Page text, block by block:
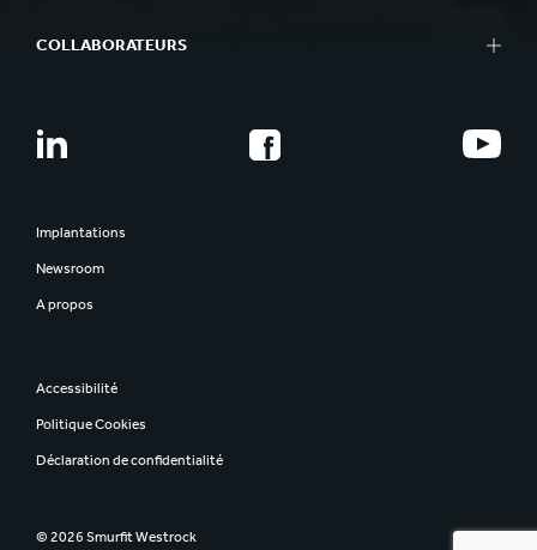
COLLABORATEURS
Implantations
Newsroom
A propos
Accessibilité
Politique Cookies
Déclaration de confidentialité
© 2026 Smurfit Westrock